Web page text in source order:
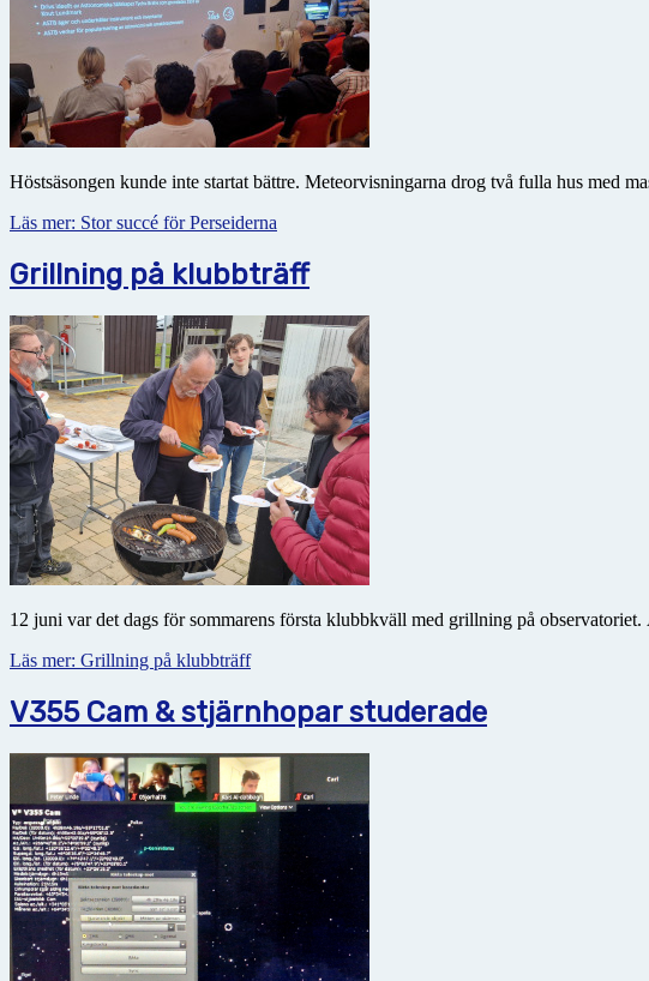
Höstsäsongen kunde inte startat bättre. Meteorvisningarna drog två fulla hus med
Läs mer: Stor succé för Perseiderna
Grillning på klubbträff
12 juni var det dags för sommarens första klubbkväll med grillning på
Läs mer: Grillning på klubbträff
V355 Cam & stjärnhopar studerade